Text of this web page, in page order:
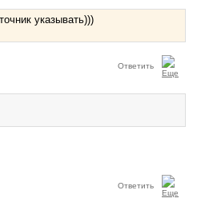
указывать)))
Ответить
Ответить